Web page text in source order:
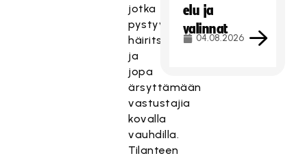
jotka
pystyvät
häiritsemään
ja
jopa
ärsyttämään
vastustajia
kovalla
vauhdilla.
Tilanteen
elu ja
valinnat
04.08.2026